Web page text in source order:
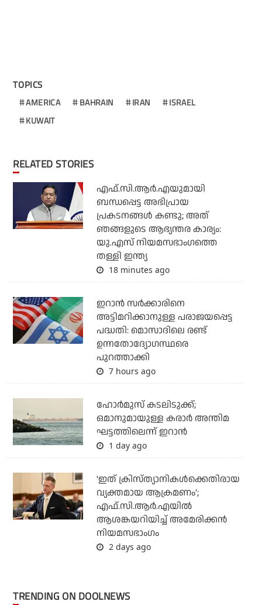
TOPICS
AMERICA BAHRAIN IRAN
ISRAEL
KUWAIT
RELATED STORIES
എഫ്.സി.ആര്‍.എയുമായി
ബന്ധപ്പെട്ട അഭിപ്രായ
പ്രകടനങ്ങള്‍ കണ്ടു; അത്
ഞങ്ങളുടെ ആഭ്യന്തര കാര്യം:
യു.എസ് നിയമസഭാംഗത്തെ
തള്ളി ഇന്ത്യ
18 minutes ago
ഇറാന്‍ സര്‍ക്കാരിനെ
അട്ടിമറിക്കാനുള്ള പരാജയപ്പെട്ട
പദ്ധതി: മൊസാദിലെ രണ്ട്
ഉന്നതോദ്യോഗസ്ഥരെ
പുറത്താക്കി
7 hours ago
ഹോര്‍മുസ് കടലിടുക്ക്;
ഒമാനുമായുള്ള കരാര്‍ അന്തിമ
ഘട്ടത്തിലെന്ന് ഇറാന്‍
1 day ago
'ഇത് ക്രിസ്ത്യാനികള്‍ക്കെതിരായ
വ്യക്തമായ ആക്രമണം';
എഫ്.സി.ആര്‍.എയില്‍
ആശങ്കയറിയിച്ച് അമേരിക്കന്‍
നിയമസഭാംഗം
2 days ago
TRENDING ON DOOLNEWS